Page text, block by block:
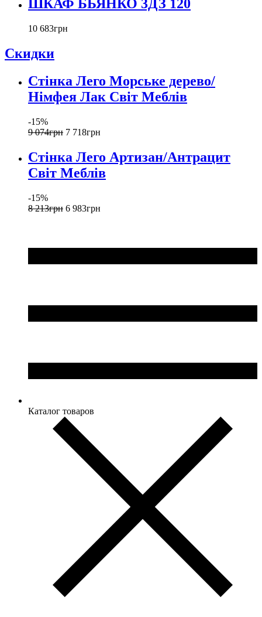
ШКАФ БЬЯНКО 3ДЗ 120
10 683грн
Скидки
Стінка Лего Морське дерево/
Німфея Лак Світ Меблів
-15%
9 074грн 7 718грн
Стінка Лего Артизан/Антрацит
Світ Меблів
-15%
8 213грн 6 983грн
Каталог товаров